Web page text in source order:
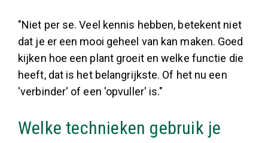
"Niet per se. Veel kennis hebben, betekent niet
dat je er een mooi geheel van kan maken. Goed
kijken hoe een plant groeit en welke functie die
heeft, dat is het belangrijkste. Of het nu een
'verbinder' of een 'opvuller' is."
Welke technieken gebruik je